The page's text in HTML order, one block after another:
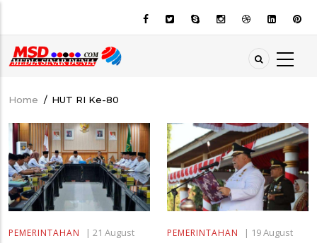
main
content
Breadcrumb
Home / HUT RI Ke-80
PEMERINTAHAN | 21 August
PEMERINTAHAN | 19 August